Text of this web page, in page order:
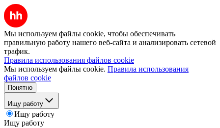
Мы используем файлы cookie, чтобы обеспечивать
правильную работу нашего веб-сайта и анализировать сетевой
трафик.
Правила использования файлов cookie
Мы используем файлы cookie. Правила использования
файлов cookie
Понятно
Ищу работу
Ищу работу
Ищу работу